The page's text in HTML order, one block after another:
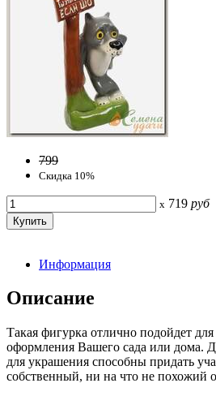
799
Скидка 10%
x 719 руб
Информация
Описание
Такая фигурка отлично подойдет для
оформления Вашего сада или дома.
для украшения способны придать
собственный, ни на что не похожий